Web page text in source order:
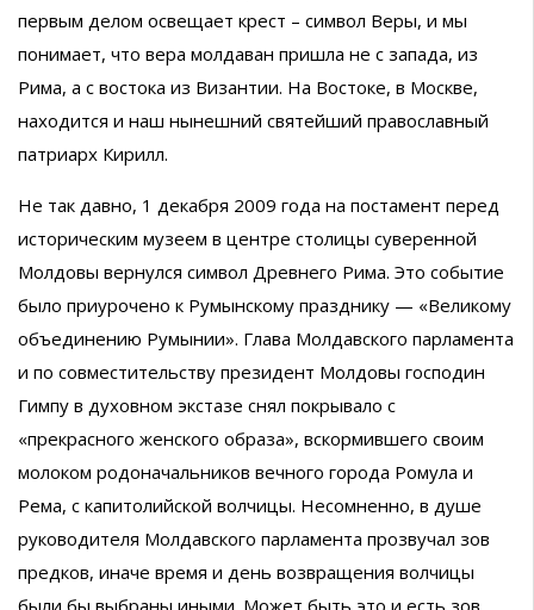
первым делом освещает крест – символ Веры, и мы
понимает, что вера молдаван пришла не с запада, из
Рима, а с востока из Византии. На Востоке, в Москве,
находится и наш нынешний святейший православный
патриарх Кирилл.
Не так давно, 1 декабря 2009 года на постамент перед
историческим музеем в центре столицы суверенной
Молдовы вернулся символ Древнего Рима. Это событие
было приурочено к Румынскому празднику — «Великому
объединению Румынии». Глава Молдавского парламента
и по совместительству президент Молдовы господин
Гимпу в духовном экстазе снял покрывало с
«прекрасного женского образа», вскормившего своим
молоком родоначальников вечного города Ромула и
Рема, с капитолийской волчицы. Несомненно, в душе
руководителя Молдавского парламента прозвучал зов
предков, иначе время и день возвращения волчицы
были бы выбраны иными. Может быть это и есть зов